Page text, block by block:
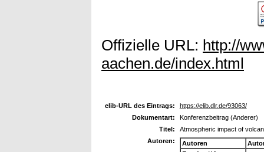
Offizielle URL: http://
aachen.de/index.html
elib-URL des Eintrags:
https://elib.dlr.de/93063/
Dokumentart:
Konferenzbeitrag (Anderer)
Titel:
Atmospheric impact of
Autoren:
Autoren